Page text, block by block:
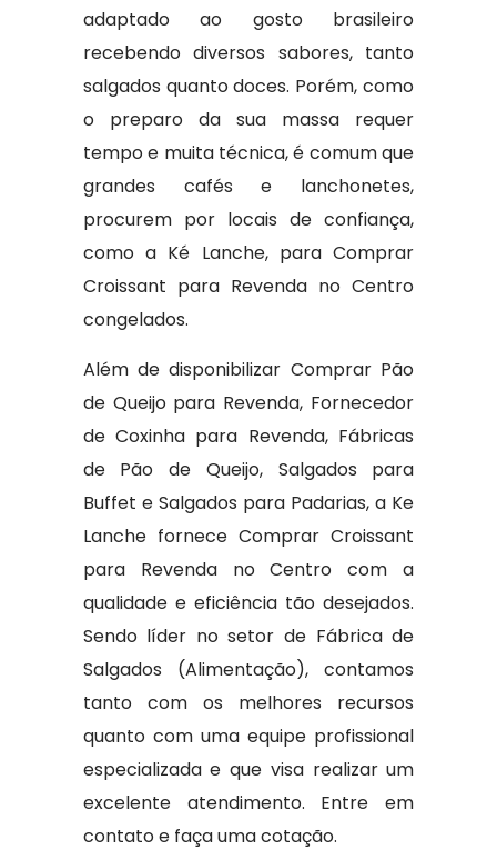
adaptado ao gosto brasileiro
recebendo diversos sabores, tanto
salgados quanto doces. Porém, como
o preparo da sua massa requer
tempo e muita técnica, é comum que
grandes cafés e lanchonetes,
procurem por locais de confiança,
como a Ké Lanche, para Comprar
Croissant para Revenda no Centro
congelados.
Além de disponibilizar Comprar Pão
de Queijo para Revenda, Fornecedor
de Coxinha para Revenda, Fábricas
de Pão de Queijo, Salgados para
Buffet e Salgados para Padarias, a Ke
Lanche fornece Comprar Croissant
para Revenda no Centro com a
qualidade e eficiência tão desejados.
Sendo líder no setor de Fábrica de
Salgados (Alimentação), contamos
tanto com os melhores recursos
quanto com uma equipe profissional
especializada e que visa realizar um
excelente atendimento. Entre em
contato e faça uma cotação.